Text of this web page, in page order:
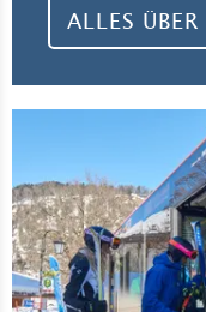
ALLES